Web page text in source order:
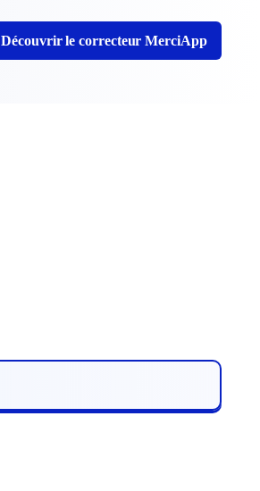
Découvrir le correcteur MerciApp